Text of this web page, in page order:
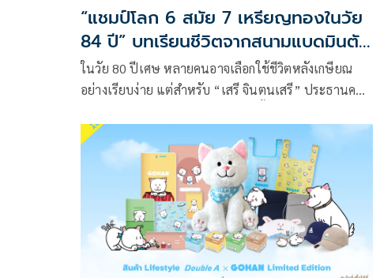
“แชมป์โลก 6 สมัย 7 เหรียญทองในวัย
84 ปี” บทเรียนชีวิตจากสนามแบดมินตัน
ของ ‘เสรี จินตนเสรี’
ในวัย 80 ปีเศษ หลายคนอาจเลือกใช้ชีวิตหลังเกษียณ
อย่างเรียบง่าย แต่สำหรับ “เสรี จินตนเสรี” ประธานคณะ